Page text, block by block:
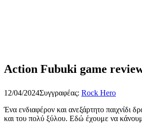
Action Fubuki game
12/04/2024Συγγραφέας: Rock Hero
Ένα ενδιαφέρον και ανεξάρτητο παιχνίδι
και του πολύ ξύλου. Εδώ έχουμε να